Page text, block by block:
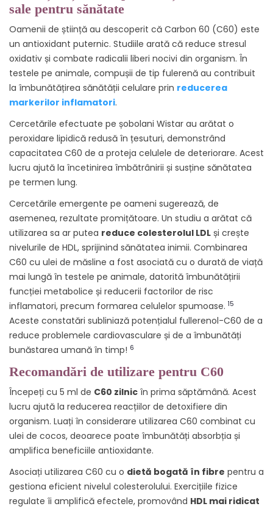
sale pentru sănătate
Oamenii de știință au descoperit că Carbon 60 (C60) este
un antioxidant puternic. Studiile arată că reduce stresul
oxidativ și combate radicalii liberi nocivi din organism. În
testele pe animale, compușii de tip fulerenă au contribuit
la îmbunătățirea sănătății celulare prin reducerea
markerilor inflamatori.
Cercetările efectuate pe șobolani Wistar au arătat o
peroxidare lipidică redusă în țesuturi, demonstrând
capacitatea C60 de a proteja celulele de deteriorare. Acest
lucru ajută la încetinirea îmbătrânirii și susține sănătatea
pe termen lung.
Cercetările emergente pe oameni sugerează, de
asemenea, rezultate promițătoare. Un studiu a arătat că
utilizarea sa ar putea reduce colesterolul LDL și crește
nivelurile de HDL, sprijinind sănătatea inimii. Combinarea
C60 cu ulei de măsline a fost asociată cu o durată de viață
mai lungă în testele pe animale, datorită îmbunătățirii
funcției metabolice și reducerii factorilor de risc
inflamatori, precum formarea celulelor spumoase. 15
Aceste constatări subliniază potențialul fullerenol-C60 de a
reduce problemele cardiovasculare și de a îmbunătăți
bunăstarea umană în timp! 6
Recomandări de utilizare pentru C60
Începeți cu 5 ml de C60 zilnic în prima săptămână. Acest
lucru ajută la reducerea reacțiilor de detoxifiere din
organism. Luați în considerare utilizarea C60 combinat cu
ulei de cocos, deoarece poate îmbunătăți absorbția și
amplifica beneficiile antioxidante.
Asociați utilizarea C60 cu o dietă bogată în fibre pentru a
gestiona eficient nivelul colesterolului. Exercițiile fizice
regulate îi amplifică efectele, promovând HDL mai ridicat